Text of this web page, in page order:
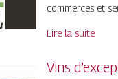
commerces et
Lire la suite
Vins